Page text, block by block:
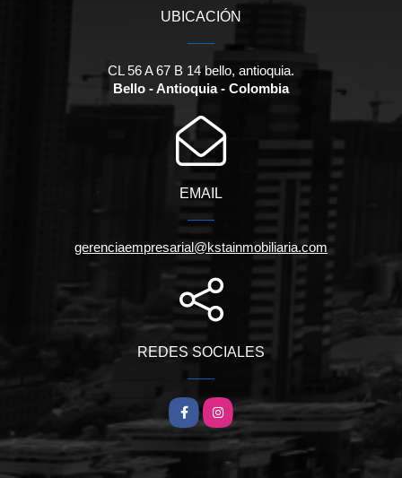
UBICACIÓN
CL 56 A 67 B 14 bello, antioquia.
Bello - Antioquia - Colombia
EMAIL
gerenciaempresarial@kstainmobiliaria.com
REDES SOCIALES
FacebookInstagram